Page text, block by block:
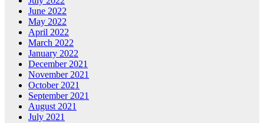
June 2022
May 2022
April 2022
March 2022
January 2022
December 2021
November 2021
October 2021
September 2021
August 2021
July 2021